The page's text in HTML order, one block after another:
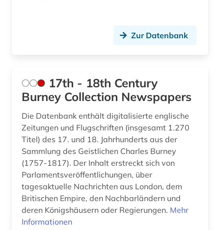
architektur (5)
archiv (37)
archiv der new york times (1)
archive (2)
archivierung (2)
archäologie (2)
Suedamerika (36)
Suedostasien (17)
Suedosteuropa (22)
Thueringen (11)
Tschechische Republik (14)
Tuerkei (12)
USA (89)
Ukraine (17)
Zur Datenbank
17th - 18th Century
Burney Collection Newspapers
Die Datenbank enthält digitalisierte englische
Zeitungen und Flugschriften (insgesamt 1.270
Titel) des 17. und 18. Jahrhunderts aus der
Sammlung des Geistlichen Charles Burney
(1757-1817). Der Inhalt erstreckt sich von
Parlamentsveröffentlichungen, über
tagesaktuelle Nachrichten aus London, dem
Britischen Empire, den Nachbarländern und
deren Königshäusern oder Regierungen. Mehr
Informationen